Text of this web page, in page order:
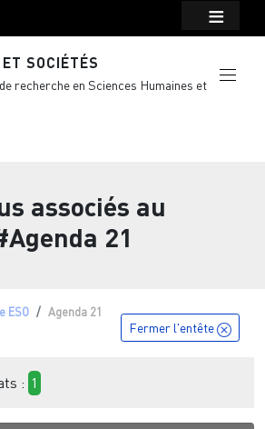
SOCIÉTÉS
recherche en Sciences Humaines et
associés au
21
ESO Agenda 21
Fermer l'entête
: 1